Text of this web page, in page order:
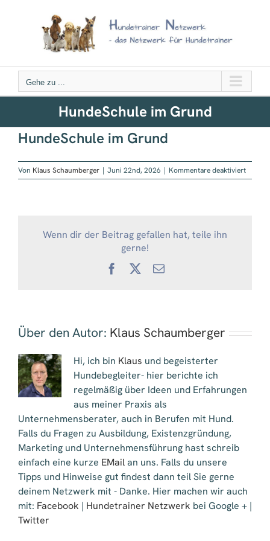
Gehe zu ...
HundeSchule im Grund
HundeSchule im Grund
Von Klaus Schaumberger | Juni 22nd, 2026 | Kommentare deaktiviertfür
Wenn dir der Beitrag gefallen hat, teile ihn
gerne!
Facebook
X
E-
Über den Autor: Klaus Schaumberger
Hi, ich bin Klaus und begeisterter
Hundebegleiter- hier berichte ich
regelmäßig über Ideen und Erfahrungen
aus meiner Praxis als
Unternehmensberater, auch in Berufen mit Hund.
Falls du Fragen zu Ausbildung, Existenzgründung,
Marketing und Unternehmensführung hast schreib
einfach eine kurze EMailan uns. Falls du unsere
Tipps und Hinweise gut findest dann teil Sie gerne
deinem Netzwerk mit - Danke. Hier machen wir auch
mit: Facebook | Hundetrainer Netzwerk bei Google + |
Twitter